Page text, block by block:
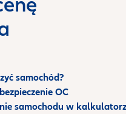
samochód?
OC
samochodu w